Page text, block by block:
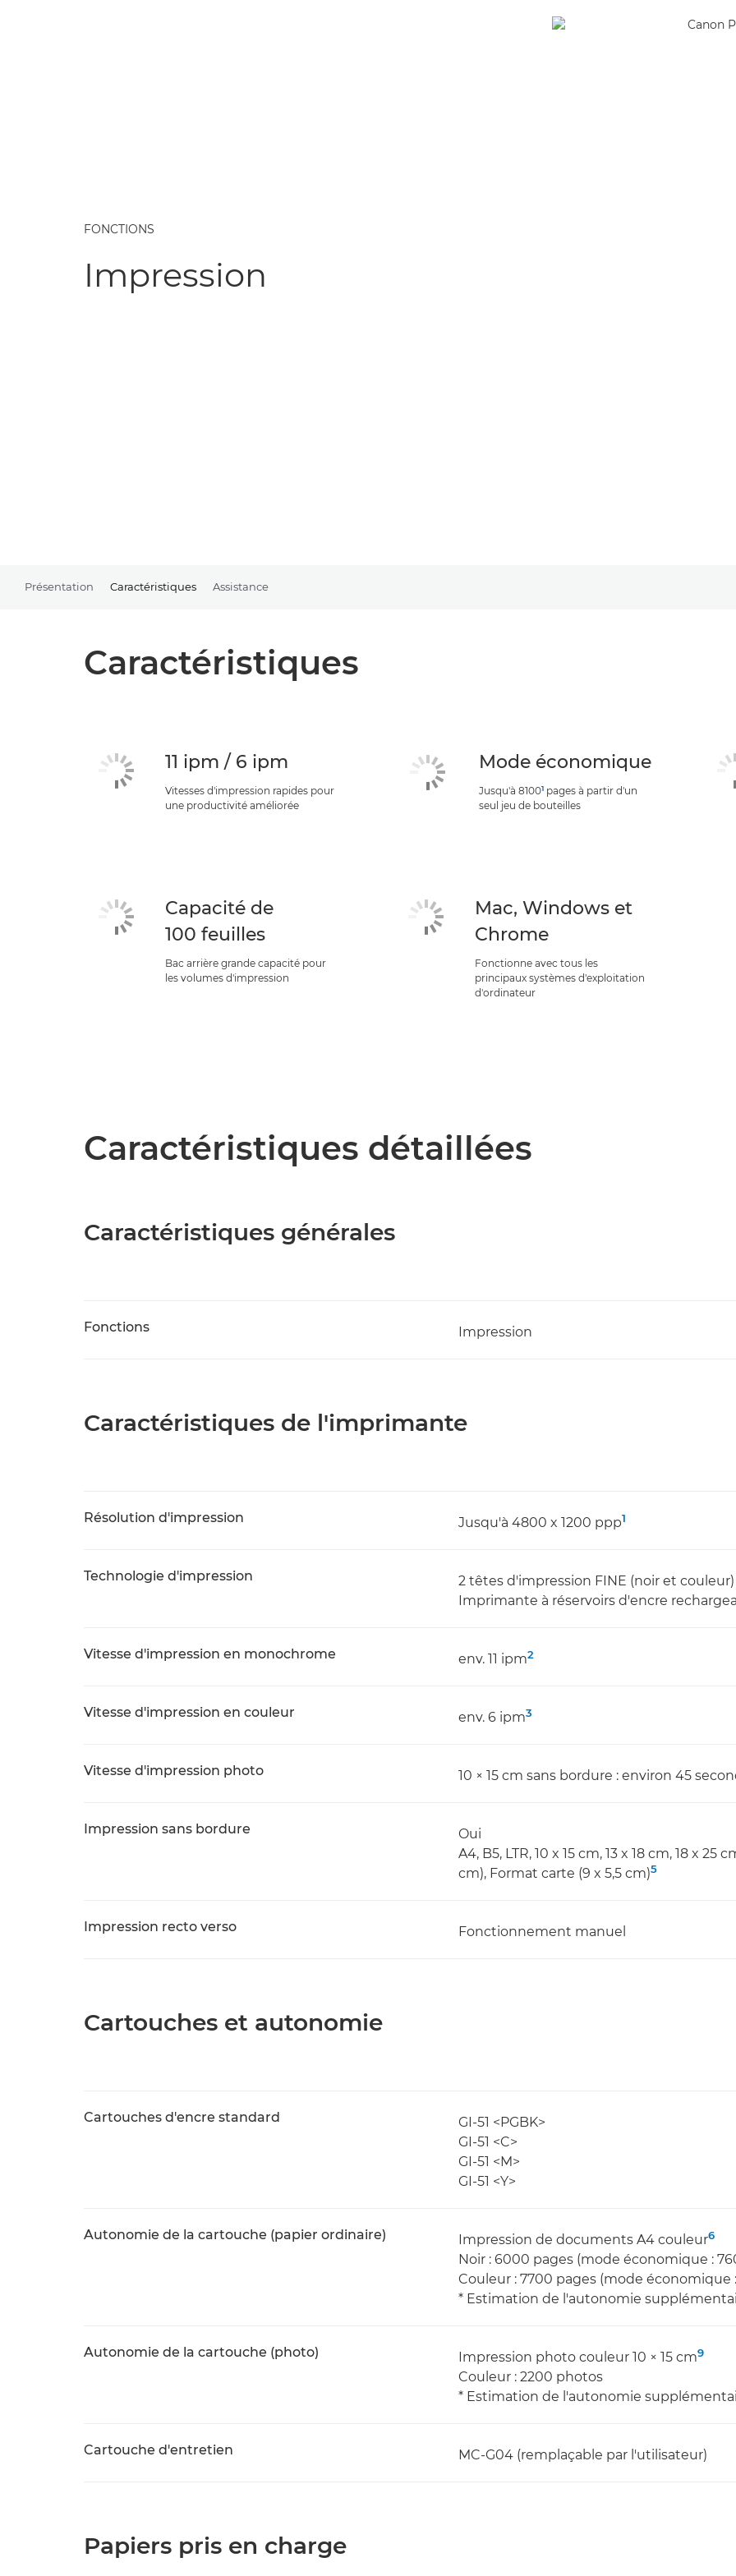
FONCTIONS
Impression
Présentation Caractéristiques Assistance
Caractéristiques
11 ipm / 6 ipm
Vitesses d'impression rapides pour
une productivité améliorée
Mode économique
Jusqu'à 81001 pages à partir d'un
seul jeu de bouteilles
Capacité de
100 feuilles
Bac arrière grande capacité pour
les volumes d'impression
Mac, Windows et
Chrome
Fonctionne avec tous les
principaux systèmes d'exploitation
d'ordinateur
Caractéristiques détaillées
Caractéristiques générales
Fonctions Impression
Caractéristiques de l'imprimante
Résolution d'impression Jusqu'à 4800 x 1200 ppp1
Technologie d'impression
2 têtes d'impression FINE (noir et couleur)
Imprimante à réservoirs d'encre
Vitesse d'impression en monochrome env. 11 ipm2
Vitesse d'impression en couleur env. 6 ipm3
Vitesse d'impression photo 10 × 15 cm sans bordure : environ 45
Impression sans bordure
Oui
A4, B5, LTR, 10 x 15 cm, 13 x 18 cm, 18 x 25
cm), Format carte (9 x 5,5 cm)5
Impression recto verso Fonctionnement manuel
Cartouches et autonomie
Cartouches d'encre standard
GI-51 <PGBK>
GI-51 <C>
GI-51 <M>
GI-51 <Y>
Autonomie de la cartouche (papier ordinaire) Impression de documents A4 couleur6
Noir : 6000 pages (mode économique :
Couleur : 7700 pages (mode économique
* Estimation de l'autonomie
Autonomie de la cartouche (photo) Impression photo couleur 10 × 15 cm9
Couleur : 2200 photos
* Estimation de l'autonomie
Cartouche d'entretien MC-G04 (remplaçable par l'utilisateur)
Papiers pris en charge